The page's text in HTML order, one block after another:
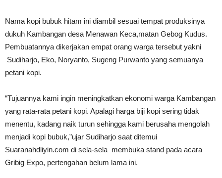
Nama kopi bubuk hitam ini diambil sesuai tempat produksinya
dukuh Kambangan desa Menawan Keca,matan Gebog Kudus.
Pembuatannya dikerjakan empat orang warga tersebut yakni
Sudiharjo, Eko, Noryanto, Sugeng Purwanto yang semuanya
petani kopi.
“Tujuannya kami ingin meningkatkan ekonomi warga Kambangan
yang rata-rata petani kopi. Apalagi harga biji kopi sering tidak
menentu, kadang naik turun sehingga kami berusaha mengolah
menjadi kopi bubuk,”ujar Sudiharjo saat ditemui
Suaranahdliyin.com di sela-sela membuka stand pada acara
Gribig Expo, pertengahan belum lama ini.